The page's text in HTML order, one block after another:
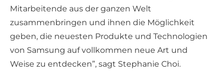
Mitarbeitende aus der ganzen Welt
zusammenbringen und ihnen die Möglichkeit
geben, die neuesten Produkte und Technologien
von Samsung auf vollkommen neue Art und
Weise zu entdecken”, sagt Stephanie Choi.